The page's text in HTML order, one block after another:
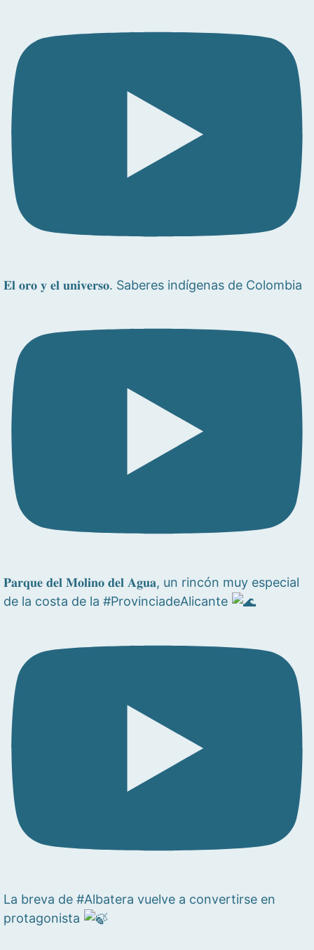
𝐄𝐥 𝐨𝐫𝐨 𝐲 𝐞𝐥 𝐮𝐧𝐢𝐯𝐞𝐫𝐬𝐨. Saberes indígenas de Colombia
𝐏𝐚𝐫𝐪𝐮𝐞 𝐝𝐞𝐥 𝐌𝐨𝐥𝐢𝐧𝐨 𝐝𝐞𝐥 𝐀𝐠𝐮𝐚, un rincón muy especial
de la costa de la #ProvinciadeAlicante
La breva de #Albatera vuelve a convertirse en
protagonista